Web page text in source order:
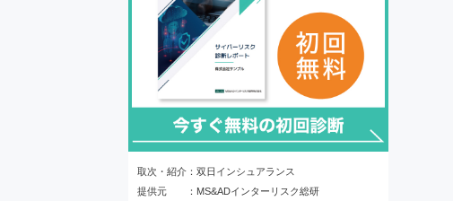
取次・紹介：双日インシュアランス
提供元 ：MS&ADインターリスク総研